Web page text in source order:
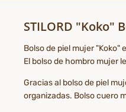
STILORD "Koko"
Bolso de piel mujer
El bolso de hombro mujer
Gracias al bolso de piel
organizadas. Bolso cuero